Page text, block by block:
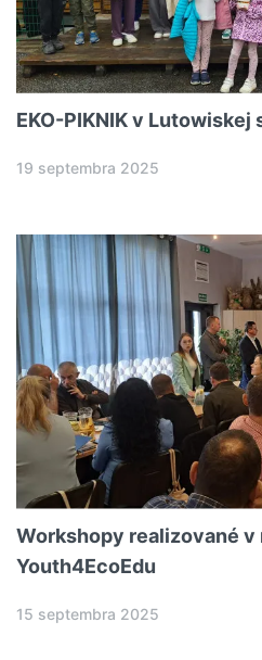
EKO-PIKNIK v Lutowiskej
19 septembra 2025
Workshopy realizované v
Youth4EcoEdu
15 septembra 2025